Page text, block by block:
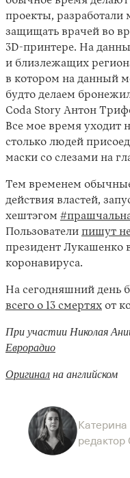
проекты, разработали
защищать врачей во
3D-принтере. На
и близлежащих
в котором на данный
будто делаем
Coda Story Антон
Все мое время уходит
столько людей
маски со слезами на
Тем временем
действия властей,
хештэгом
Пользователи пишут
президент Лукашенко
коронавируса.
На сегодняшний день
всего о 13 смертях от
При участии Николая
Еврорадио
Оригинал на английском
редактор